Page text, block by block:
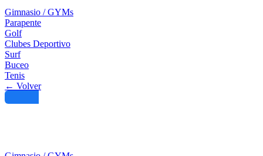
Gimnasio / GYMs
Parapente
Golf
Clubes Deportivo
Surf
Buceo
Tenis
← Volver